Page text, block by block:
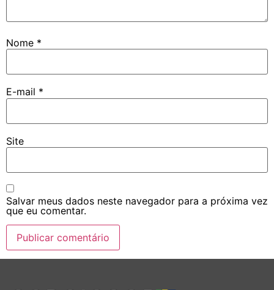
Nome *
E-mail *
Site
Salvar meus dados neste navegador para a próxima vez
que eu comentar.